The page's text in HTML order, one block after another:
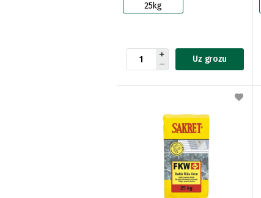
25kg
Uz grozu